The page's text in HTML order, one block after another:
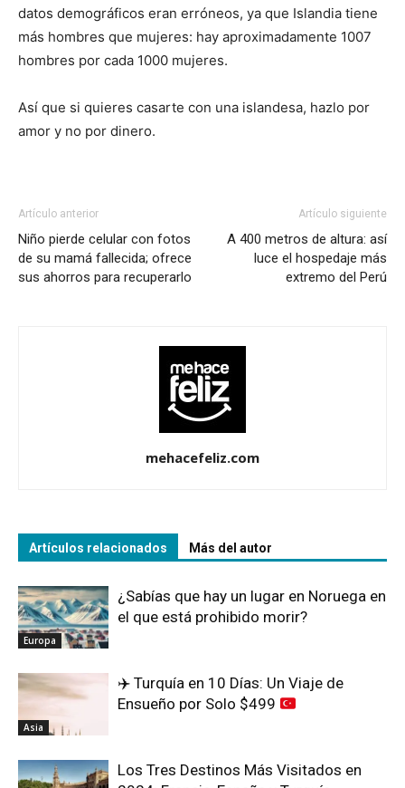
datos demográficos eran erróneos, ya que Islandia tiene
más hombres que mujeres: hay aproximadamente 1007
hombres por cada 1000 mujeres.
Así que si quieres casarte con una islandesa, hazlo por
amor y no por dinero.
Artículo anterior
Niño pierde celular con fotos
de su mamá fallecida; ofrece
sus ahorros para recuperarlo
Artículo siguiente
A 400 metros de altura: así
luce el hospedaje más
extremo del Perú
mehacefeliz.com
Artículos relacionados Más del autor
Europa
¿Sabías que hay un lugar en Noruega en
el que está prohibido morir?
Asia
✈️ Turquía en 10 Días: Un Viaje de
Ensueño por Solo $499
Los Tres Destinos Más Visitados en